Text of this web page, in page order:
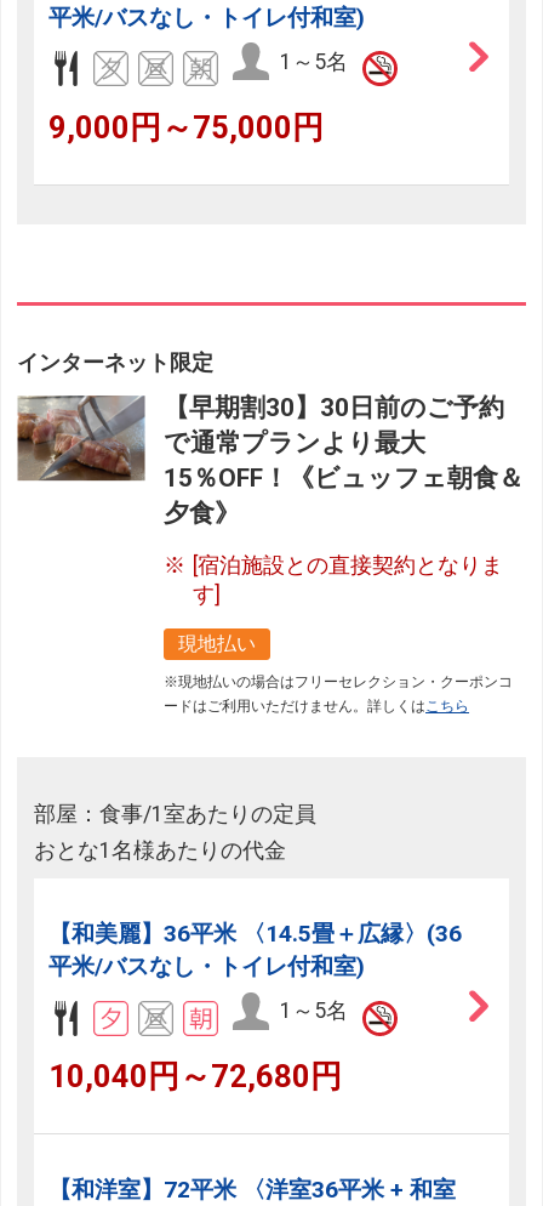
平米/バスなし・トイレ付和室)
1～5名
9,000円～75,000円
インターネット限定
【早期割30】30日前のご予約
で通常プランより最大
15％OFF！《ビュッフェ朝食＆
夕食》
[宿泊施設との直接契約となりま
す]
現地払い
※現地払いの場合はフリーセレクション・クーポンコ
ードはご利用いただけません。詳しくはこちら
部屋：食事/1室あたりの定員
おとな1名様あたりの代金
【和美麗】36平米 〈14.5畳＋広縁〉(36
平米/バスなし・トイレ付和室)
1～5名
10,040円～72,680円
【和洋室】72平米 〈洋室36平米 + 和室